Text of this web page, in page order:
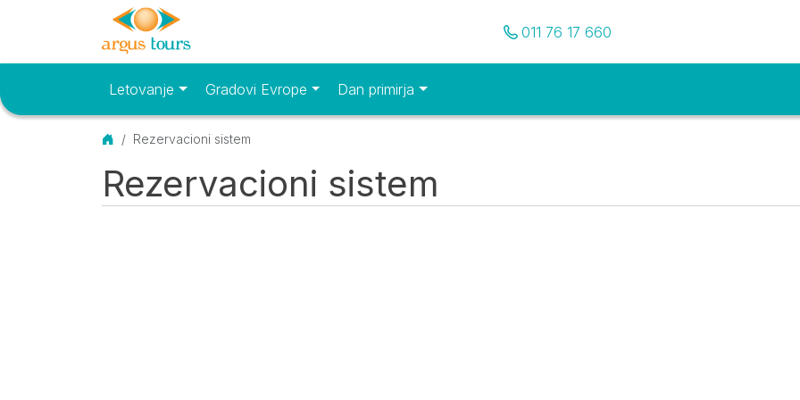
Pozovite nas
011 76 17 660
Osnovni meniLetovanje Gradovi Evrope Dan primirja
Početna
Rezervacioni sistem
Rezervacioni sistem